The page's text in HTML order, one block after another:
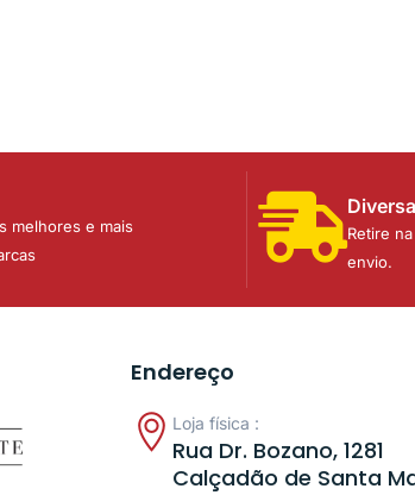
melhores e mais
Retire
envio.
Endereço
Loja física :
Rua Dr. Bozano, 1281
Calçadão de Santa